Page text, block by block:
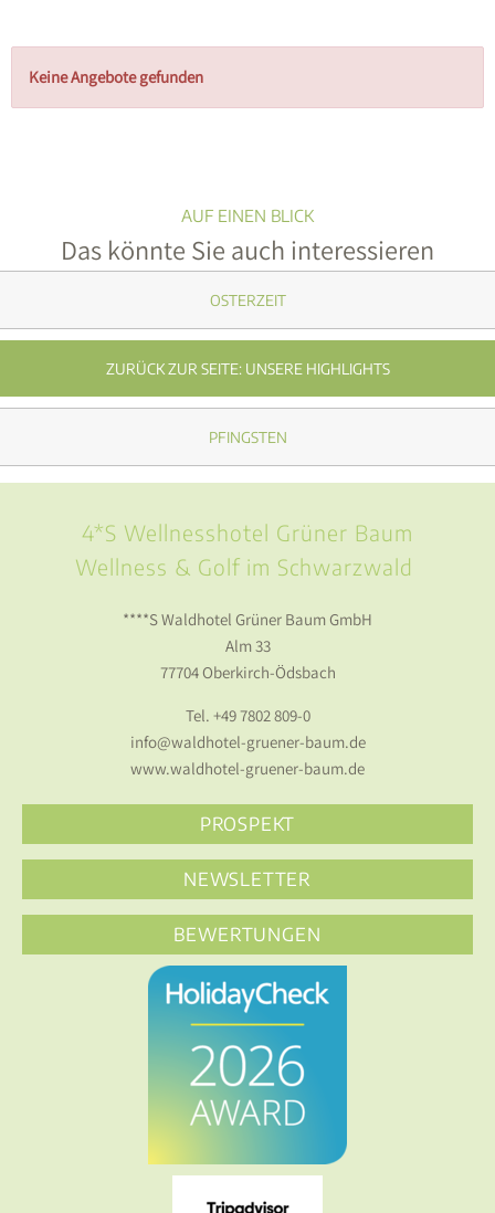
Keine Angebote gefunden
OSTERZEIT
ZURÜCK ZUR SEITE: UNSERE HIGHLIGHTS
PFINGSTEN
4*S Wellnesshotel Grüner Baum
Wellness & Golf im Schwarzwald
****S Waldhotel Grüner Baum GmbH
Alm 33
77704 Oberkirch-Ödsbach
Tel. +49 7802 809-0
info@waldhotel-gruener-baum.de
www.waldhotel-gruener-baum.de
PROSPEKT
NEWSLETTER
BEWERTUNGEN